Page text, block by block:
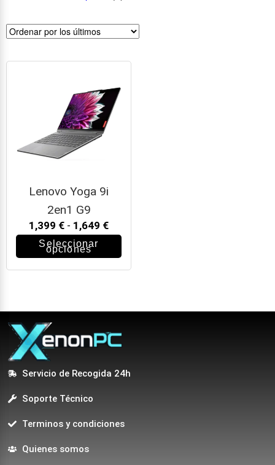
Lenovo Yoga 9i
2en1 G9
1,399 € - 1,649 €
Seleccionar
opciones
Servicio de Recogida 24h
Soporte Técnico
Terminos y condiciones
Quienes somos